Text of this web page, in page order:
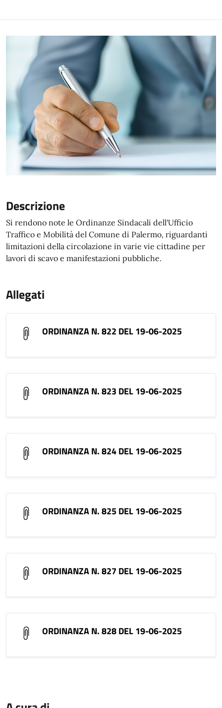
Descrizione
Si rendono note le Ordinanze Sindacali dell'Ufficio
Traffico e Mobilità del Comune di Palermo, riguardanti
limitazioni della circolazione in varie vie cittadine per
lavori di scavo e manifestazioni pubbliche.
Allegati
ORDINANZA N. 822 DEL 19-06-2025
ORDINANZA N. 823 DEL 19-06-2025
ORDINANZA N. 824 DEL 19-06-2025
ORDINANZA N. 825 DEL 19-06-2025
ORDINANZA N. 827 DEL 19-06-2025
ORDINANZA N. 828 DEL 19-06-2025